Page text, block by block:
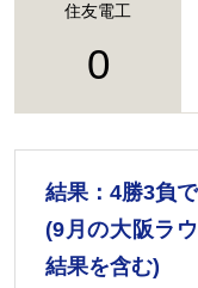
住友電工
0
結果：4勝3負
(9月の大阪ラ
結果を含む)